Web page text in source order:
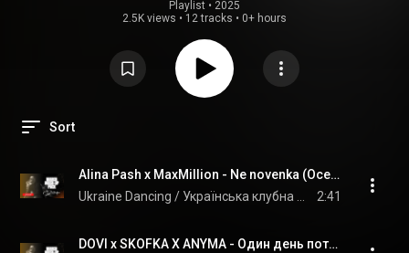
Playlist • 2025
2.5K views • 12 tracks • 0+ hours
Sort
Alina Pash x MaxMillion - Ne novenka (Ocean Dee Edit)
2:41
DOVI x SKOFKA X ANYMA - Один день потому (Ocean Dee Edit)